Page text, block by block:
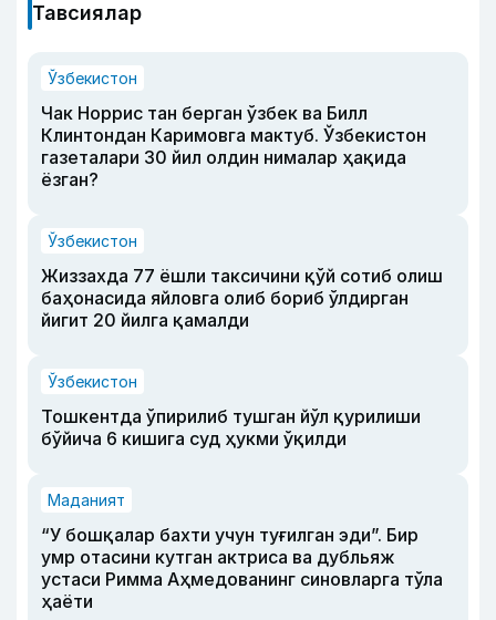
Тавсиялар
Ўзбекистон
Чак Норрис тан берган ўзбек ва Билл
Клинтондан Каримовга мактуб. Ўзбекистон
газеталари 30 йил олдин нималар ҳақида
ёзган?
Ўзбекистон
Жиззахда 77 ёшли таксичини қўй сотиб олиш
баҳонасида яйловга олиб бориб ўлдирган
йигит 20 йилга қамалди
Ўзбекистон
Тошкентда ўпирилиб тушган йўл қурилиши
бўйича 6 кишига суд ҳукми ўқилди
Маданият
“У бошқалар бахти учун туғилган эди”. Бир
умр отасини кутган актриса ва дубльяж
устаси Римма Аҳмедованинг синовларга тўла
ҳаёти